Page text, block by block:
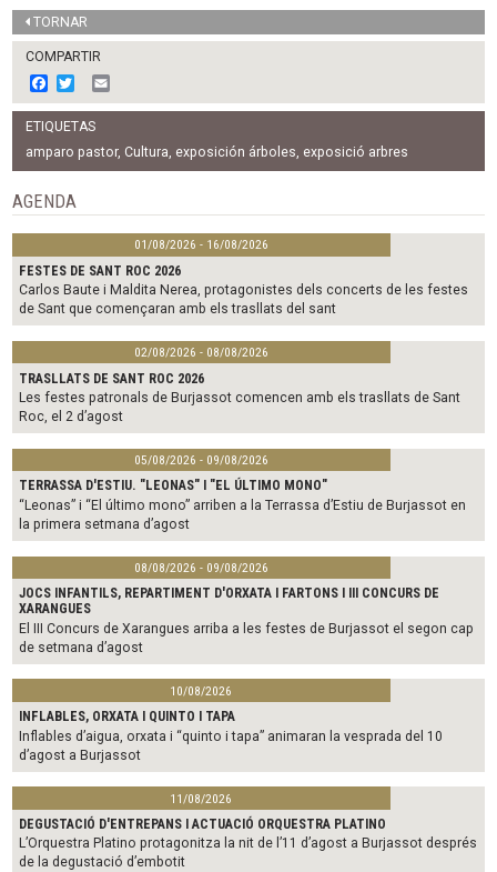
TORNAR
COMPARTIR
F
a
c
e
b
o
o
k
w
i
t
t
e
m
a
l
ETIQUETAS
amparo pastor, Cultura, exposición árboles, exposició arbres
AGENDA
01/08/2026 - 16/08/2026
FESTES DE SANT ROC 2026
Carlos Baute i Maldita Nerea, protagonistes dels concerts de les festes
de Sant que començaran amb els trasllats del sant
02/08/2026 - 08/08/2026
TRASLLATS DE SANT ROC 2026
Les festes patronals de Burjassot comencen amb els trasllats de Sant
Roc, el 2 d’agost
05/08/2026 - 09/08/2026
TERRASSA D'ESTIU. "LEONAS" I "EL ÚLTIMO MONO"
“Leonas” i “El último mono” arriben a la Terrassa d’Estiu de Burjassot en
la primera setmana d’agost
08/08/2026 - 09/08/2026
JOCS INFANTILS, REPARTIMENT D'ORXATA I FARTONS I III CONCURS DE
XARANGUES
El III Concurs de Xarangues arriba a les festes de Burjassot el segon cap
de setmana d’agost
10/08/2026
INFLABLES, ORXATA I QUINTO I TAPA
Inflables d’aigua, orxata i “quinto i tapa” animaran la vesprada del 10
d’agost a Burjassot
11/08/2026
DEGUSTACIÓ D'ENTREPANS I ACTUACIÓ ORQUESTRA PLATINO
L’Orquestra Platino protagonitza la nit de l’11 d’agost a Burjassot després
de la degustació d’embotit